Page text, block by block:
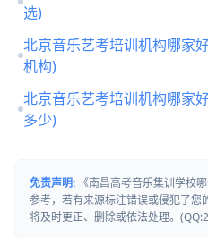
选)
北京音乐艺考培训机构哪家
机构)
北京音乐艺考培训机构哪家
多少)
免责声明: 《南昌高考音乐集训学校
参考，若有来源标注错误或侵犯了您
将及时更正、删除或依法处理。